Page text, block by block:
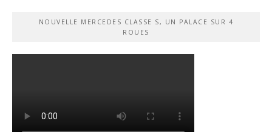
NOUVELLE MERCEDES CLASSE S, UN PALACE SUR 4
ROUES